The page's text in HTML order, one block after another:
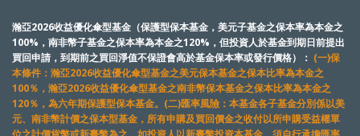
瀚亞2026收益優化傘型基金（保護型保本基金，美元子基金之保本率為本金之
100%，南非幣子基金之保本率為本金之120%，但投資人於基金到期日前提出
買回申請，到期前之買回淨值不保證會高於基金保本率或發行價格）： (一)保
本條件：瀚亞2026收益優化傘型基金之美元保本基金之保本比率為本金之
100％，瀚亞2026收益優化傘型基金之南非幣保本基金之保本比率為本金之
120％，為六年期保護型保本基金。(二)匯率風險：本基金各子基金分別係以美
元、南非幣計價之保本型基金，所有申購及買回價金之收付以所申購受益權單